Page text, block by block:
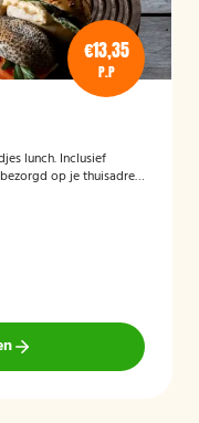
€13,35
P.P
lunch. Inclusief
op je thuisadres